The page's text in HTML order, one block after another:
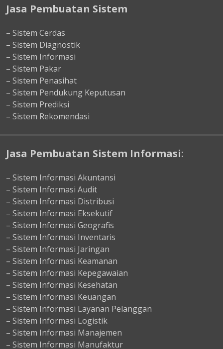
Jasa Pembuatan Sistem
– Sistem Cerdas
– Sistem Diagnostik
– Sistem Informasi
– Sistem Pakar
– Sistem Penasihat
– Sistem Pendukung Keputusan
– Sistem Prediksi
– Sistem Rekomendasi
Jasa Pembuatan Sistem Informasi:
– Sistem Informasi Akuntansi
– Sistem Informasi Audit
– Sistem Informasi Distribusi
– Sistem Informasi Eksekutif
– Sistem Informasi Geografis
– Sistem Informasi Inventaris
– Sistem Informasi Jaringan
– Sistem Informasi Keamanan
– Sistem Informasi Kepegawaian
– Sistem Informasi Kesehatan
– Sistem Informasi Keuangan
– Sistem Informasi Layanan Pelanggan
– Sistem Informasi Logistik
– Sistem Informasi Manajemen
– Sistem Informasi Manufaktur